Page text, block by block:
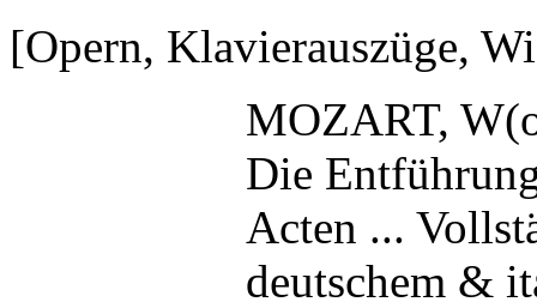
[Opern, Klavierauszüge,
MOZART,
Die
Acten ...
deutschem &